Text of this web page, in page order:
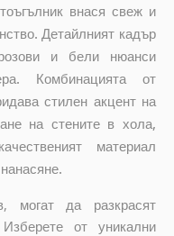
внася свеж и
Детайлният кадър
и бели нюанси
Комбинацията от
стилен акцент на
на стените в хола,
материал
могат да разкрасят
от уникални